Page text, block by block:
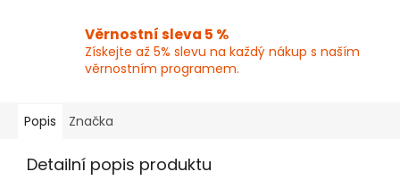
Věrnostní sleva 5 %
Získejte až 5% slevu na každý nákup s naším
věrnostním programem.
Popis Značka
Detailní popis produktu